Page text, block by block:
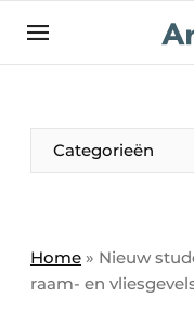
NL
Categorieën
Home » Nieuw
raam- en